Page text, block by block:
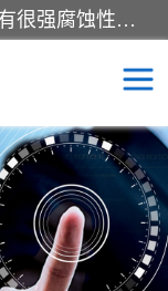
氢氧化钠化学式为NaOH，为一种具有很强腐蚀性的强碱，一般为片状或颗粒形态，易溶于水(溶于水时放热)并形成碱性溶液，另有潮解性，易吸取空气中的水蒸气(潮解)和(变质)。NaOH是化学实验室其中一种必备的化学品，亦为常见的化工品之一。纯品是无色透明的晶体。密度2.130g/cm3。熔点318.4℃。沸点1390℃。工业品含有少量的氯化和碳酸，是白色不透明的晶体。
钠